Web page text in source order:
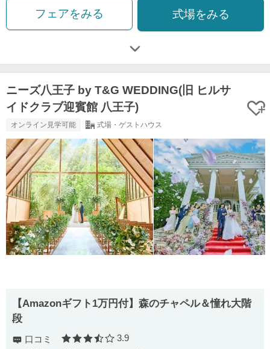
フェアをみる 式場をみる
ニーズ八王子 by T&G WEDDING(旧 ヒルサ
イドクラブ迎賓館 八王子)
オンライン見学可能 式場・ゲストハウス
【Amazonギフト1万円付】森のチャペル＆憧れ大階
段
口コミ 口コミ評価
3.9